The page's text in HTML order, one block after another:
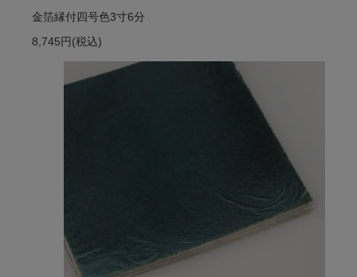
金箔縁付四号色3寸6分
8,745円 (税込)